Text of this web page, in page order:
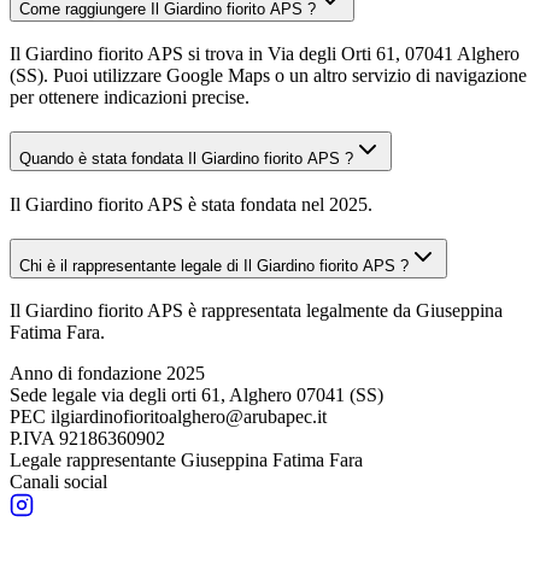
Come raggiungere Il Giardino fiorito APS ?
Il Giardino fiorito APS si trova in Via degli Orti 61, 07041 Alghero
(SS). Puoi utilizzare Google Maps o un altro servizio di navigazione
per ottenere indicazioni precise.
Quando è stata fondata Il Giardino fiorito APS ?
Il Giardino fiorito APS è stata fondata nel 2025.
Chi è il rappresentante legale di Il Giardino fiorito APS ?
Il Giardino fiorito APS è rappresentata legalmente da Giuseppina
Fatima Fara.
Anno di fondazione 2025
Sede legale via degli orti 61, Alghero 07041 (SS)
PEC ilgiardinofioritoalghero@arubapec.it
P.IVA 92186360902
Legale rappresentante Giuseppina Fatima Fara
Canali social